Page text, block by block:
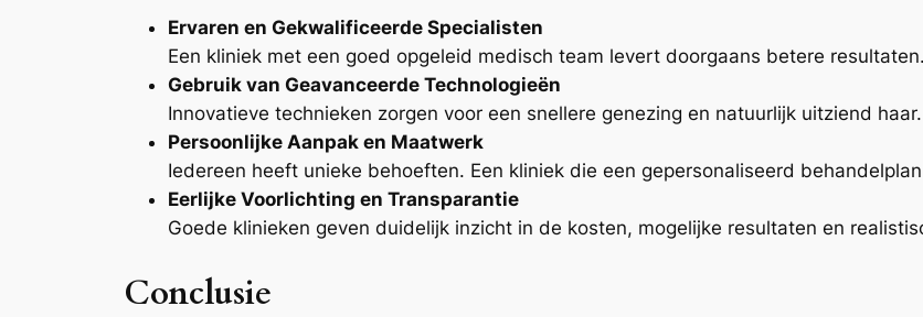
Ervaren en Gekwalificeerde Specialisten
Een kliniek met een goed opgeleid medisch team levert doorgaans betere resultaten.
Gebruik van Geavanceerde Technologieën
Innovatieve technieken zorgen voor een snellere genezing en natuurlijk uitziend haar.
Persoonlijke Aanpak en Maatwerk
Iedereen heeft unieke behoeften. Een kliniek die een gepersonaliseerd
Eerlijke Voorlichting en Transparantie
Goede klinieken geven duidelijk inzicht in de kosten, mogelijke resultaten en
Conclusie